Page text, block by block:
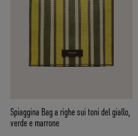
Spiaggina Bag a righe sui toni del giallo,
verde e marrone